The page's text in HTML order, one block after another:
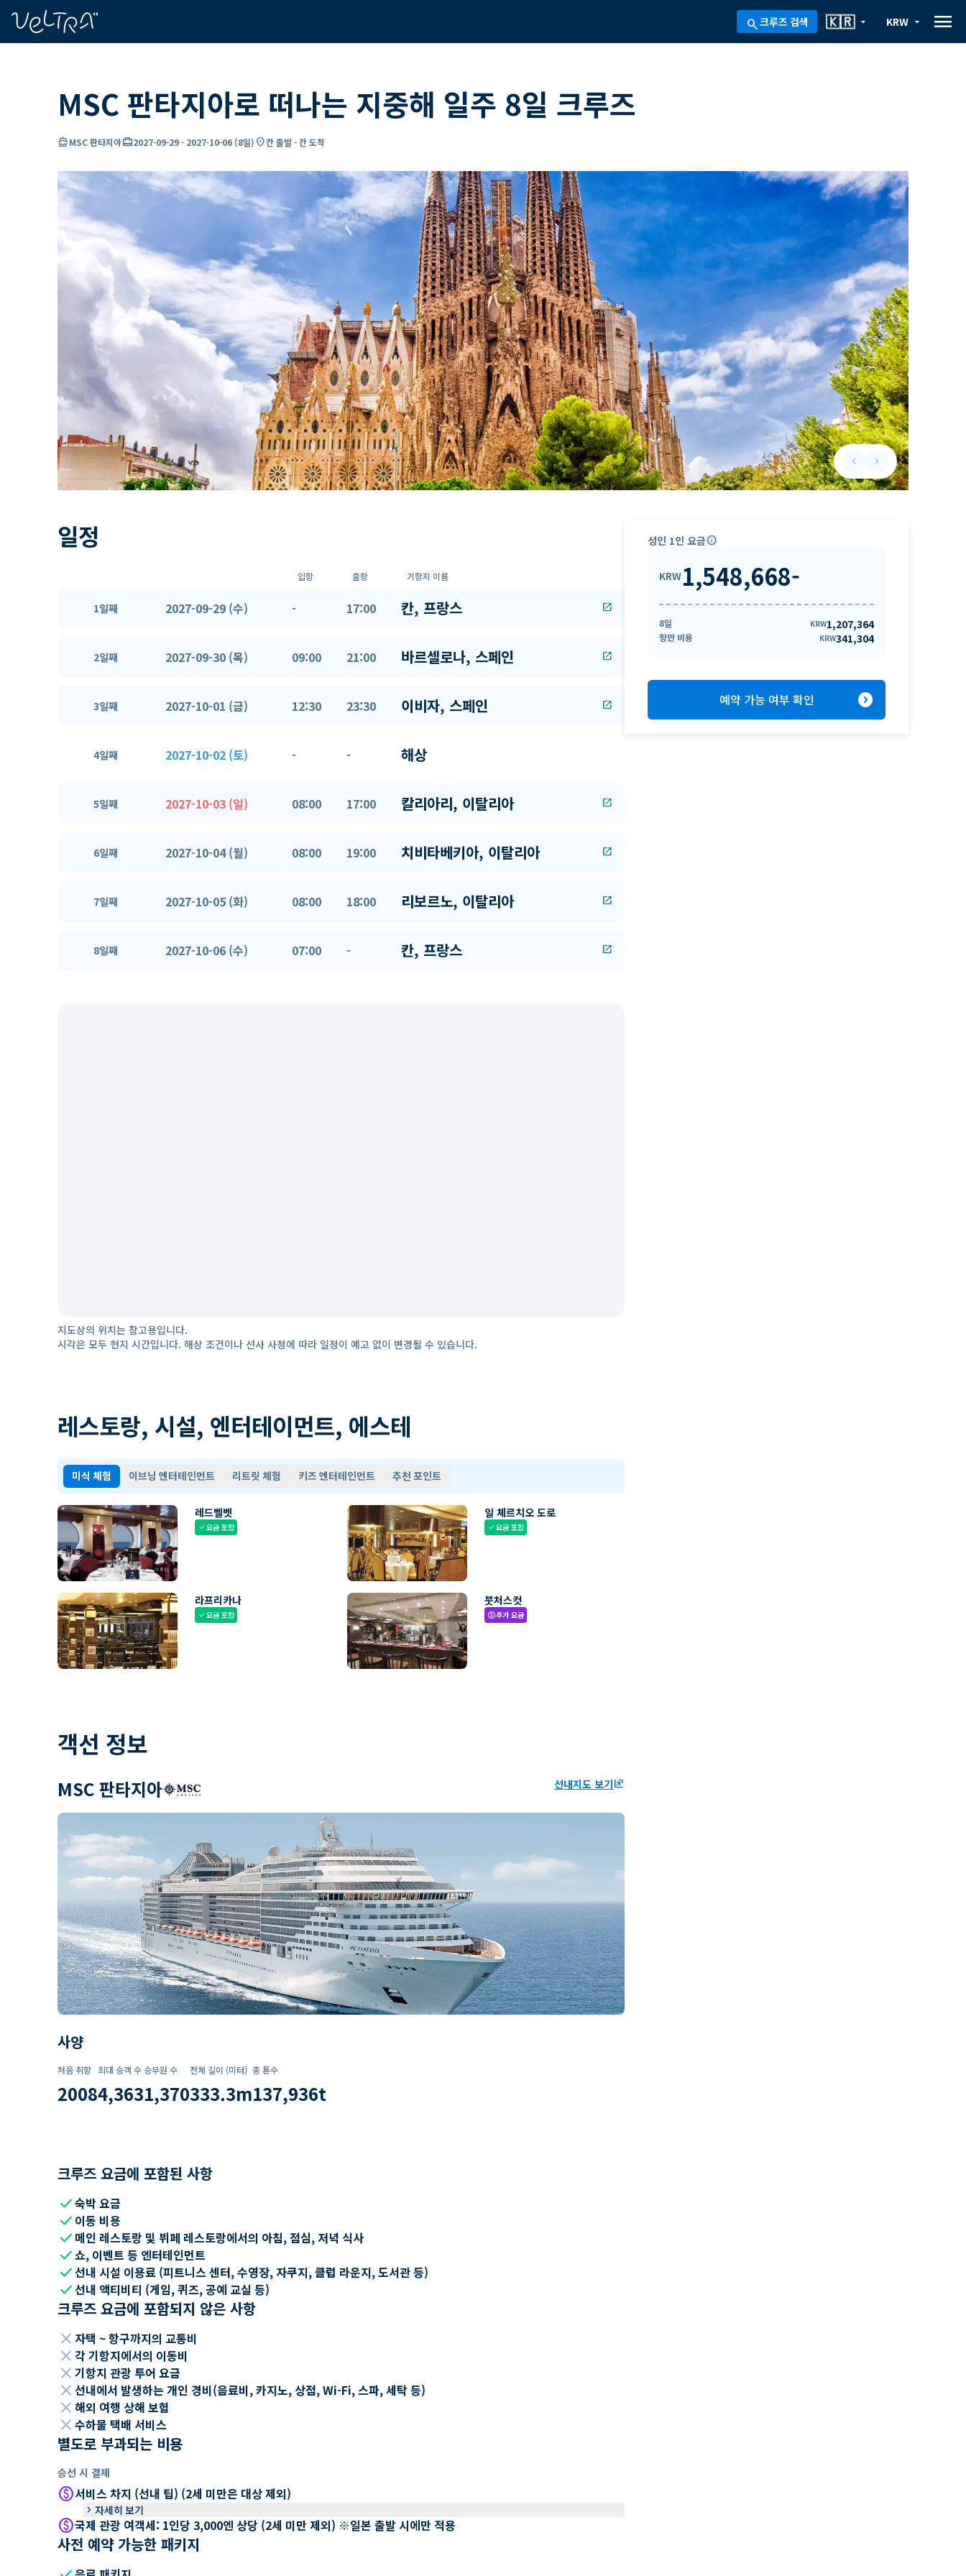
search크루즈 검색 arrow_drop_down
🇰🇷 arrow_drop_down
KRW menu
MSC 판타지아로 떠나는 지중해 일주 8일 크루즈
directions_boatMSC 판타지아card_travel2027-09-29- 2027-10-06 (8일) location_on칸 출발 - 칸 도착
keyboard_arrow_leftPrevious slide
keyboard_arrow_rightNext slide
일정
입항 출항 기항지 이름
1일째 2027-09-29 (수) - 17:00 칸, 프랑스 open_in_new
2일째 2027-09-30 (목) 09:00 21:00 바르셀로나, 스페인 open_in_new
3일째 2027-10-01 (금) 12:30 23:30 이비자, 스페인 open_in_new
4일째 2027-10-02 (토) - - 해상
5일째 2027-10-03 (일) 08:00 17:00 칼리아리, 이탈리아 open_in_new
6일째 2027-10-04 (월) 08:00 19:00 치비타베키아, 이탈리아 open_in_new
7일째 2027-10-05 (화) 08:00 18:00 리보르노, 이탈리아 open_in_new
8일째 2027-10-06 (수) 07:00 - 칸, 프랑스 open_in_new
지도상의 위치는 참고용입니다.
시각은 모두 현지 시간입니다. 해상 조건이나 선사 사정에 따라 일정이 예고 없이 변경될 수 있습니다.
레스토랑, 시설, 엔터테이먼트, 에스테
미식 체험 이브닝 엔터테인먼트 리트릿 체험 키즈 엔터테인먼트 추천 포인트
레드벨벳
check요금 포함
일 체르치오 도로
check요금 포함
라프리카나
check요금 포함
붓처스컷
paid추가 요금
객선 정보
MSC 판타지아 선내지도 보기ungroup
사양
처음 취항
2008
최대 승객 수
4,363
승무원 수
1,370
전체 길이 (미터)
333.3m
총 톤수
137,936t
크루즈 요금에 포함된 사항
check숙박 요금
check 이동 비용
check 메인 레스토랑 및 뷔페 레스토랑에서의 아침, 점심, 저녁 식사
check쇼, 이벤트 등 엔터테인먼트
check선내 시설 이용료 (피트니스 센터, 수영장, 자쿠지, 클럽 라운지, 도서관 등)
check선내 액티비티 (게임, 퀴즈, 공예 교실 등)
크루즈 요금에 포함되지 않은 사항
close 자택 ~ 항구까지의 교통비
close 각 기항지에서의 이동비
close 기항지 관광 투어 요금
close 선내에서 발생하는 개인 경비(음료비, 카지노, 상점, Wi-Fi, 스파, 세탁 등)
close 해외 여행 상해 보험
close 수하물 택배 서비스
별도로 부과되는 비용
승선 시 결제
paid서비스 차지 (선내 팁) (2세 미만은 대상 제외)
keyboard_arrow_right 자세히 보기
paid국제 관광 여객세: 1인당 3,000엔 상당 (2세 미만 제외) ※일본 출발 시에만 적용
사전 예약 가능한 패키지
성인 1인 요금info
KRW1,548,668-
8일 KRW1,207,364
항만 비용 KRW341,304
예약 가능 여부 확인 expand_circle_right